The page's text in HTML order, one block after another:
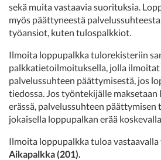
sekä muita vastaavia suorituksia.
myös päättyneestä
työansiot, kuten tulospalkkiot.
Ilmoita loppupalkka tulorekisteriin
palkkatietoilmoituksella, jolla
palvelussuhteen päättymisestä, jos
tiedossa. Jos työntekijälle maksetaan
erässä, palvelussuhteen
jokaisella loppupalkan erää
Ilmoita loppupalkka tuloa
Aikapalkka (201).